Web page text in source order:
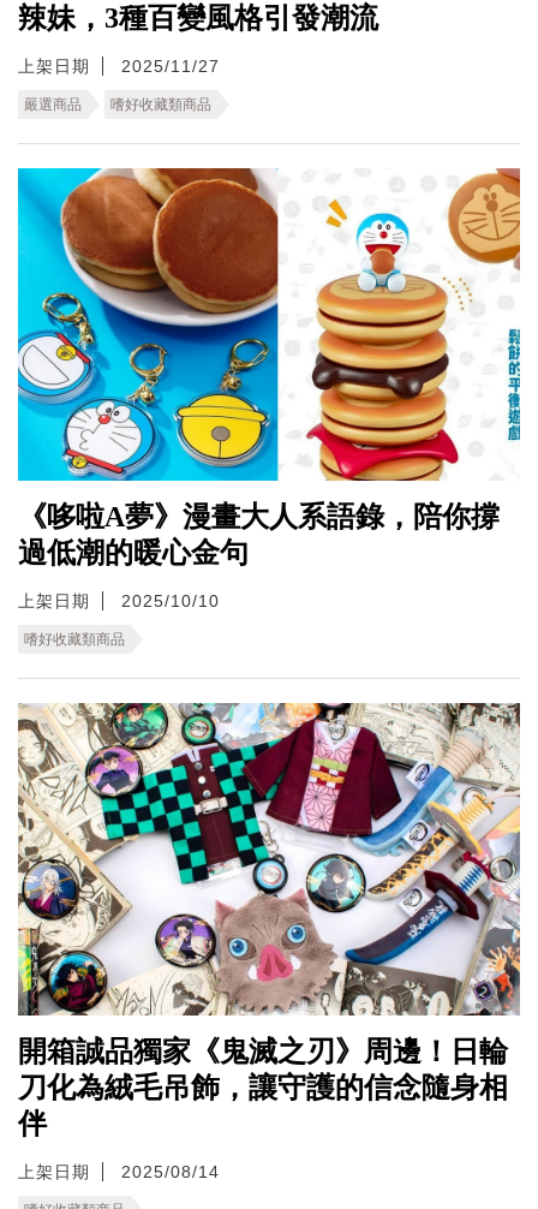
辣妹，3種百變風格引發潮流
上架日期 2025/11/27
嚴選商品 嗜好收藏類商品
《哆啦A夢》漫畫大人系語錄，陪你撐
過低潮的暖心金句
上架日期 2025/10/10
嗜好收藏類商品
開箱誠品獨家《鬼滅之刃》周邊！日輪
刀化為絨毛吊飾，讓守護的信念隨身相
伴
上架日期 2025/08/14